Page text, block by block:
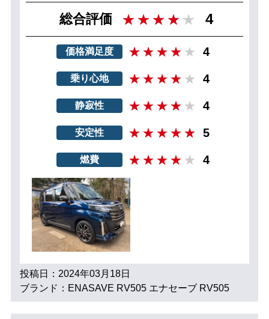
総合評価 4
価格満足度 4
乗り心地 4
静寂性 4
安定性 5
燃費 4
投稿日：2024年03月18日
ブランド：ENASAVE RV505 エナセーブ RV505